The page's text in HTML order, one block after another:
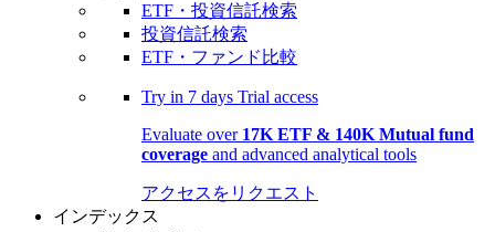
ETF・投資信託検索
投資信託検索
ETF・ファンド比較
Try in 7 days Trial access
Evaluate over 17K ETF & 140K Mutual fund
coverage and advanced analytical tools
アクセスをリクエスト
インデックス